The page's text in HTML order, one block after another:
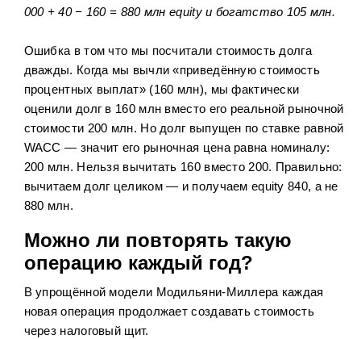
000 + 40 − 160 = 880 млн equity и богатство 105 млн.
Ошибка в том что мы посчитали стоимость долга
дважды. Когда мы вычли «приведённую стоимость
процентных выплат» (160 млн), мы фактически
оценили долг в 160 млн вместо его реальной рыночной
стоимости 200 млн. Но долг выпущен по ставке равной
WACC — значит его рыночная цена равна номиналу:
200 млн. Нельзя вычитать 160 вместо 200. Правильно:
вычитаем долг целиком — и получаем equity 840, а не
880 млн.
Можно ли повторять такую
операцию каждый год?
В упрощённой модели Модильяни-Миллера каждая
новая операция продолжает создавать стоимость
через налоговый щит.